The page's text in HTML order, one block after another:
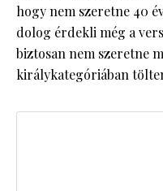
hogy nem szeretne 40
dolog érdekli még a
biztosan nem szeretne
királykategóriában